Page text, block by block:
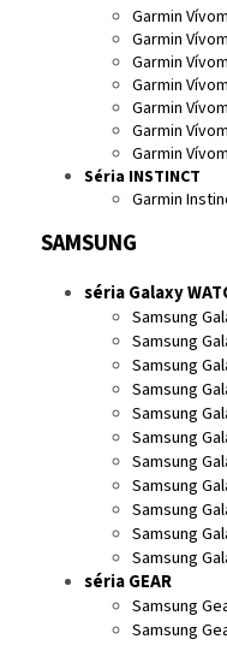
Garmin
Garmin
Garmin
Garmin
Garmin
Garmin
Garmin
Séria INSTINCT
Garmin
SAMSUNG
séria Galaxy
Samsung
Samsung
Samsung
Samsung
Samsung
Samsung
Samsung
Samsung
Samsung
Samsung
Samsung
séria GEAR
Samsung
Samsung